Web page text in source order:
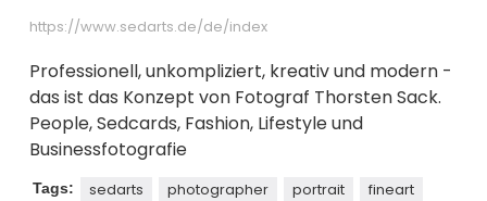
https://www.sedarts.de/de/index
Professionell, unkompliziert, kreativ und modern -
das ist das Konzept von Fotograf Thorsten Sack.
People, Sedcards, Fashion, Lifestyle und
Businessfotografie
Tags: sedarts photographer portrait
fineart